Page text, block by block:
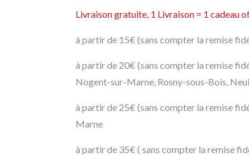
Livraison gratuite, 1 Livraison = 1 cadeau
à partir de 15€ (sans compter la remise
à partir de 20€ (sans compter la remise
Nogent-sur-Marne, Rosny-sous-Bois,
à partir de 25€ (sans compter la remise
Marne
à partir de 35€ ( sans compter la remise